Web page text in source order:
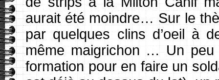
aurait été moindre… Sur le
par quelques clins d’oeil à
même maigrichon … Un peu
formation pour en faire un